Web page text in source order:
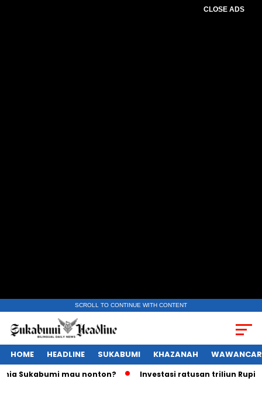
CLOSE ADS
SCROLL TO CONTINUE WITH CONTENT
HOME HEADLINE SUKABUMI KHAZANAH
mau nonton? Investasi ratusan triliun Rupiah